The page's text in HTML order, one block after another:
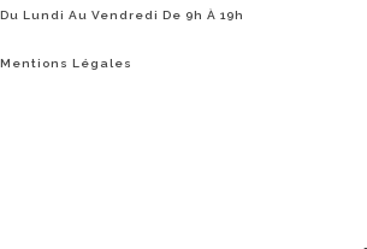
Du Lundi Au Vendredi De 9h À 19h
Mentions Légales